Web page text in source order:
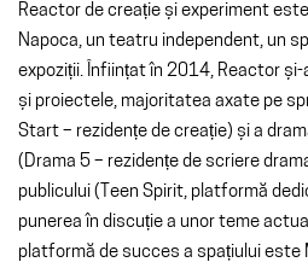
Reactor de creație și experiment
Napoca, un teatru independent, un
expoziții. Înființat în 2014, Reactor
și proiectele, majoritatea axate pe
Start – rezidențe de creație) și a
(Drama 5 – rezidențe de scriere
publicului (Teen Spirit, platformă
punerea în discuție a unor teme
platformă de succes a spațiului este